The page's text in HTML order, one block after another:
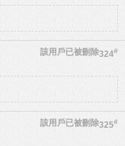
324#
該用戶已被刪除
325#
該用戶已被刪除